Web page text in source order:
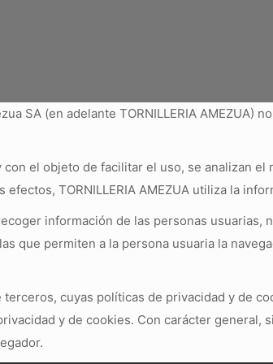
SA (en adelante TORNILLERIA AMEZUA)
el objeto de facilitar el uso, se analizan
TORNILLERIA AMEZUA utiliza la
información de las personas
que permiten a la persona usuaria la
cuyas políticas de privacidad y de
y de cookies. Con carácter